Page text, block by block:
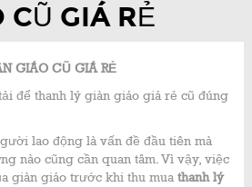
CŨ GIÁ RẺ
GIÁO CŨ GIÁ RẺ
để thanh lý giàn giáo giá rẻ cũ đúng
lao động là vấn đề đầu tiên mà
nào cũng cần quan tâm. Vì vậy, việc
giàn giáo trước khi thu muathanh lý